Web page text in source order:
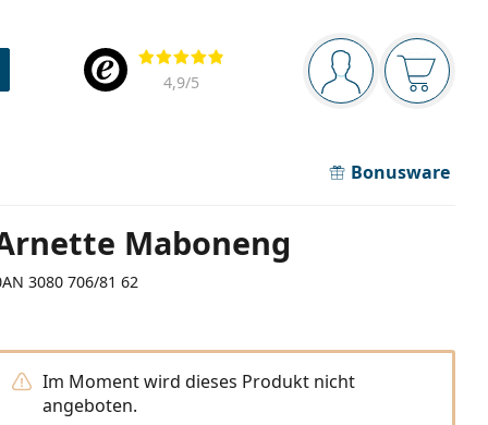
Navigationsleiste
Sie sind Der
Bewertung
4,9/5
Bonusware
Maboneng
3080 706/81 62
Im Moment wird dieses Produkt nicht
angeboten.